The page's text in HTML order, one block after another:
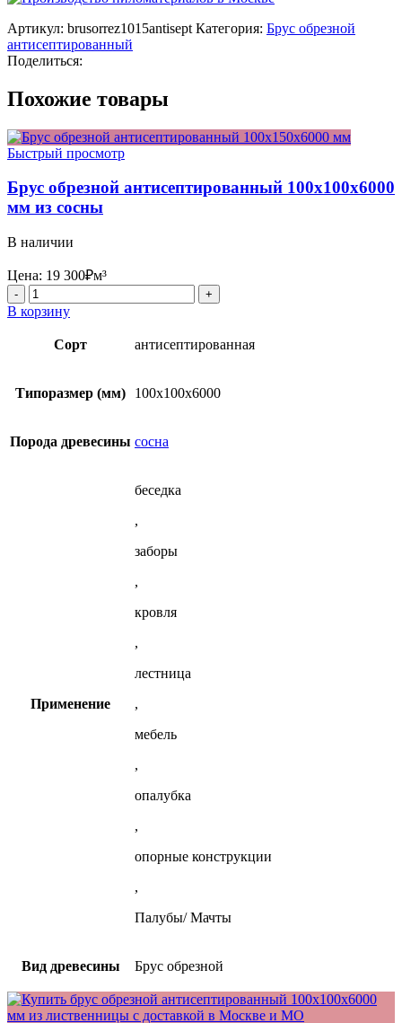
Артикул: brusorrez1015antisept Категория: Брус обрезной
антисептированный
Поделиться:
Похожие товары
Быстрый просмотр
Брус обрезной антисептированный 100x100x6000
мм из сосны
В наличии
Цена: 19 300₽м³
Количество
товара
Брус
обрезной
антисептированный
мм
В корзину
Сорт антисептированная
Типоразмер (мм) 100х100х6000
Порода древесины сосна
Применение
беседка
,
заборы
,
кровля
,
лестница
,
мебель
,
опалубка
,
опорные конструкции
,
Палубы/ Мачты
Вид древесины Брус обрезной